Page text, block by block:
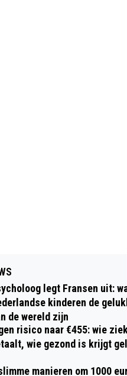
legt Fransen uit:
kinderen de
de wereld zijn
risico naar €455: wie
wie gezond is krijgt
manieren om 1000